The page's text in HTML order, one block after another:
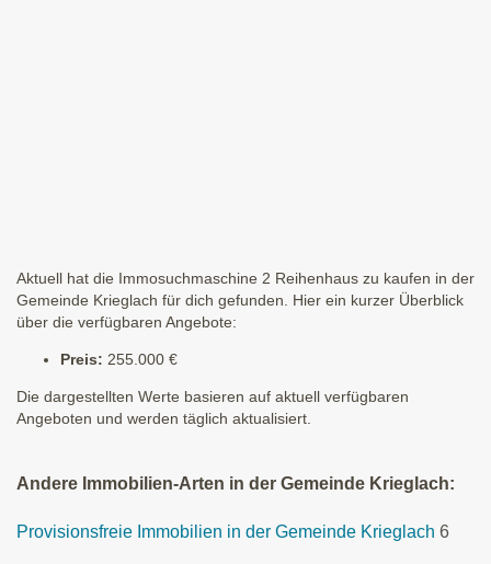
Aktuell hat die Immosuchmaschine 2 Reihenhaus zu kaufen in der
Gemeinde Krieglach für dich gefunden. Hier ein kurzer Überblick
über die verfügbaren Angebote:
Preis: 255.000 €
Die dargestellten Werte basieren auf aktuell verfügbaren
Angeboten und werden täglich aktualisiert.
Andere Immobilien-Arten in der Gemeinde Krieglach:
Provisionsfreie Immobilien in der Gemeinde Krieglach 6